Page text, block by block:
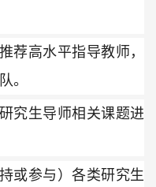
荐高水平指导教师，
。
究生导师相关课题进
或参与）各类研究生